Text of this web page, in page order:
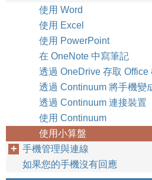
使用 Word
使用 Excel
使用 PowerPoint
在 OneNote 中寫筆記
透過 OneDrive 存取 Office
透過 Continuum 將手機變
透過 Continuum 連接裝置
使用 Continuum
使用小算盤
手機管理與連線
如果您的手機沒有回應